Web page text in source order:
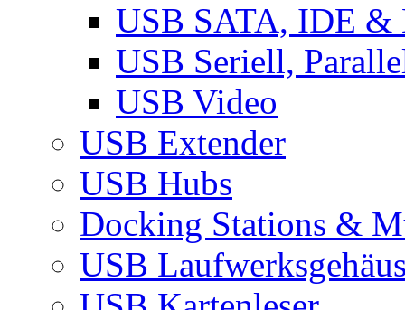
USB SATA, IDE &
USB Seriell,
USB Video
USB Extender
USB Hubs
Docking Stations &
USB